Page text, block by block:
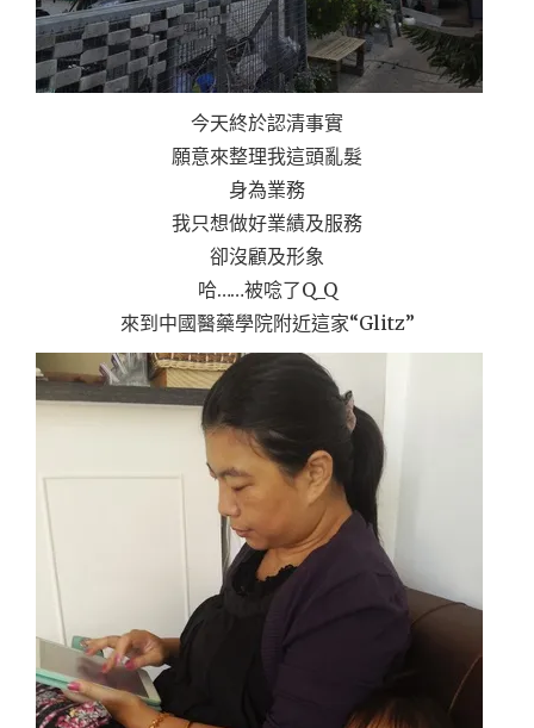
今天終於認清事實
願意來整理我這頭亂髮
身為業務
我只想做好業績及服務
卻沒顧及形象
哈……被唸了Q_Q
來到中國醫藥學院附近這家“Glitz”